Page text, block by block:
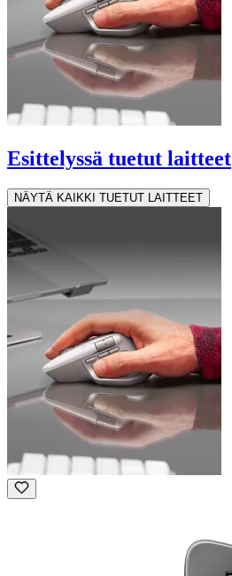
Esittelyssä tuetut laitteet
NÄYTÄ KAIKKI TUETUT LAITTEET